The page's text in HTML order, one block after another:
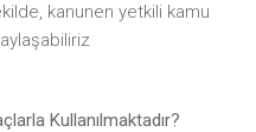
kanunen yetkili kamu
Kullanılmaktadır?